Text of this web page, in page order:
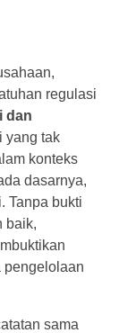
regulasi
dan
yang tak
konteks
dasarnya,
Tanpa bukti
baik,
pengelolaan
sama